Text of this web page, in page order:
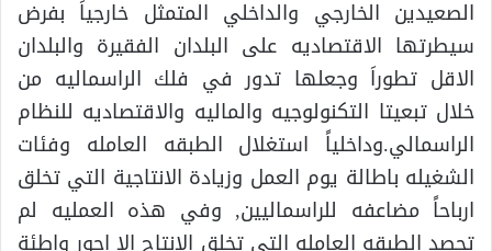
الصعيدين الخارجي والداخلي المتمثل خارجياَ بفرض
سيطرتها الاقتصاديه على البلدان الفقيرة والبلدان
الاقل تطوراَ وجعلها تدور في فلك الراسماليه من
خلال تبعيتا التكنولوجيه والماليه والاقتصاديه للنظام
الراسمالي.وداخلياً استغلال الطبقه العامله وفئات
الشغيله باطالة يوم العمل وزيادة الانتاجية التي تخلق
ارباحاً مضاعفه للراسماليين, وفي هذه العمليه لم
تحصد الطبقه العامله التي تخلق الانتاج الا اجور واطئة